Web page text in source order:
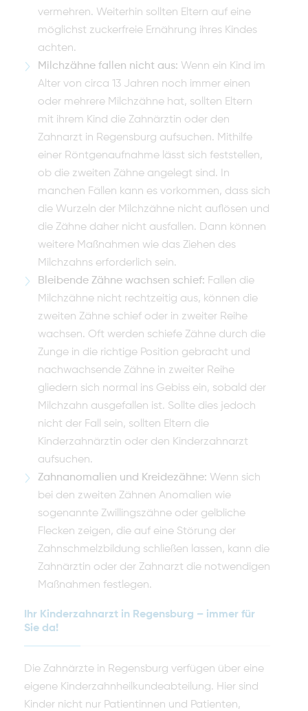
vermehren. Weiterhin sollten Eltern auf eine
möglichst zuckerfreie Ernährung ihres Kindes
achten.
Milchzähne fallen nicht aus: Wenn ein Kind im
Alter von circa 13 Jahren noch immer einen
oder mehrere Milchzähne hat, sollten Eltern
mit ihrem Kind die Zahnärztin oder den
Zahnarzt in Regensburg aufsuchen. Mithilfe
einer Röntgenaufnahme lässt sich feststellen,
ob die zweiten Zähne angelegt sind. In
manchen Fällen kann es vorkommen, dass sich
die Wurzeln der Milchzähne nicht auflösen und
die Zähne daher nicht ausfallen. Dann können
weitere Maßnahmen wie das Ziehen des
Milchzahns erforderlich sein.
Bleibende Zähne wachsen schief: Fallen die
Milchzähne nicht rechtzeitig aus, können die
zweiten Zähne schief oder in zweiter Reihe
wachsen. Oft werden schiefe Zähne durch die
Zunge in die richtige Position gebracht und
nachwachsende Zähne in zweiter Reihe
gliedern sich normal ins Gebiss ein, sobald der
Milchzahn ausgefallen ist. Sollte dies jedoch
nicht der Fall sein, sollten Eltern die
Kinderzahnärztin oder den Kinderzahnarzt
aufsuchen.
Zahnanomalien und Kreidezähne: Wenn sich
bei den zweiten Zähnen Anomalien wie
sogenannte Zwillingszähne oder gelbliche
Flecken zeigen, die auf eine Störung der
Zahnschmelzbildung schließen lassen, kann die
Zahnärztin oder der Zahnarzt die notwendigen
Maßnahmen festlegen.
Ihr Kinderzahnarzt in Regensburg – immer für
Sie da!
Die Zahnärzte in Regensburg verfügen über eine
eigene Kinderzahnheilkundeabteilung. Hier sind
Kinder nicht nur Patientinnen und Patienten,